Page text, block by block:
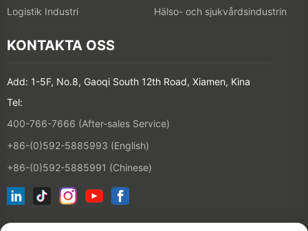
Logistik Industri
Hälso- och sjukvårdsindustrin
KONTAKTA OSS
Add: 1-5F, No.8, Gaoqi South 12th Road, Xiamen, Kina
Tel:
400-766-7666 (After-sales Service)
+86-(0)592-5885993 (English)
+86-(0)592-5885991 (Chinese)